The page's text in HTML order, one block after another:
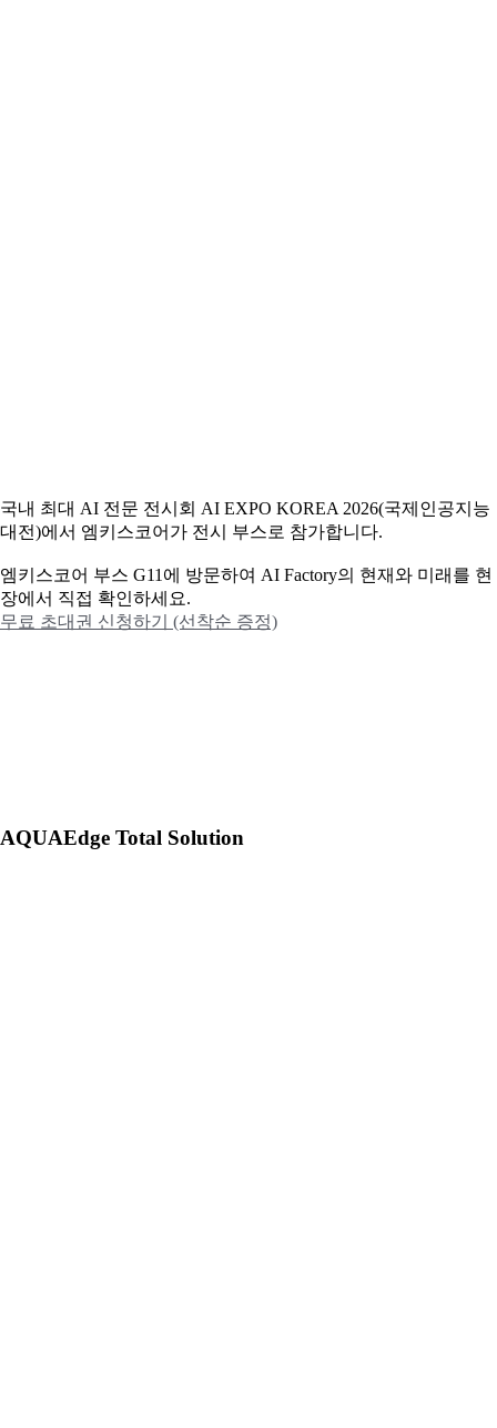
국내 최대 AI 전문 전시회 AI EXPO KOREA 2026(국제인공지능
대전)에서 엠키스코어가 전시 부스로 참가합니다.
엠키스코어 부스 G11에 방문하여 AI Factory의 현재와 미래를 현
장에서 직접 확인하세요.
무료 초대권 신청하기 (선착순 증정)
AQUAEdge Total Solution